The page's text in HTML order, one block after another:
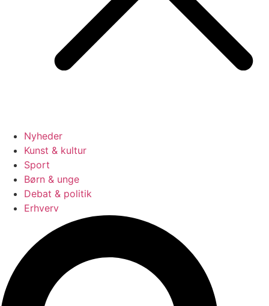
Nyheder
Kunst & kultur
Sport
Børn & unge
Debat & politik
Erhverv